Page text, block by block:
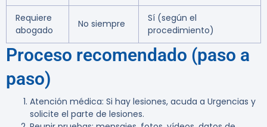
Requiere
abogado
No siempre
Sí (según el
procedimiento)
Proceso recomendado (paso a
paso)
Atención médica: Si hay lesiones, acuda a Urgencias y
solicite el parte de lesiones.